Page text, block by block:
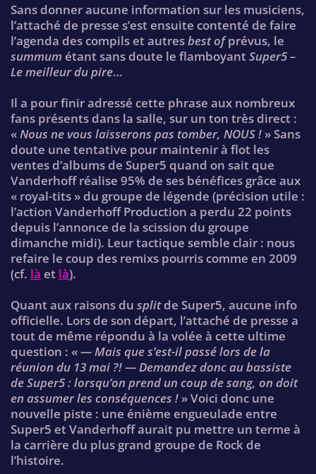
Sans donner aucune information sur les musiciens,
l’attaché de presse s’est ensuite contenté de faire
l’agenda des compils et autresbest ofprévus, le
summum étant sans doute le flamboyantSuper5 –
Le meilleur du pire…
Il a pour finir adressé cette phrase aux nombreux
fans présents dans la salle, sur un ton très direct :
«Nous ne vous laisserons pas tomber, NOUS ! » Sans
doute une tentative pour maintenir à flot les
ventes d’albums de Super5 quand on sait que
Vanderhoff réalise 95% de ses bénéfices grâce aux
« royal-tits » du groupe de légende (précision utile :
l’action Vanderhoff Production a perdu 22 points
depuis l’annonce de la scission du groupe
dimanche midi). Leur tactique semble clair : nous
refaire le coup des remixs pourris comme en 2009
(cf. là et là).
Quant aux raisons du splitde Super5, aucune info
officielle. Lors de son départ, l’attaché de presse a
tout de même répondu à la volée à cette ultime
question : «— Mais que s’est-il passé lors de la
réunion du 13 mai ?! — Demandez donc au bassiste
de Super5 : lorsqu’on prend un coup de sang, on doit
en assumer les conséquences ! » Voici donc une
nouvelle piste : une énième engueulade entre
Super5 et Vanderhoff aurait pu mettre un terme à
la carrière du plus grand groupe de Rock de
l’histoire.